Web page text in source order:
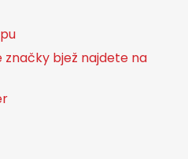
bjež najdete na